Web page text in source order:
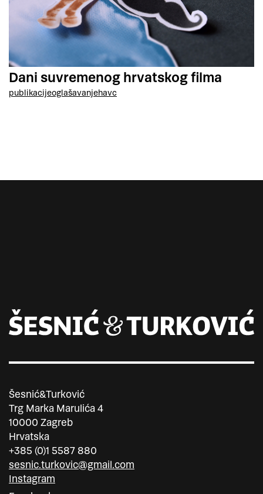
Dani suvremenog hrvatskog filma
publikacijeoglašavanjehavc
Šesnić&Turković
Trg Marka Marulića 4
10000 Zagreb
Hrvatska
+385 (0)1 5587 880
sesnic.turkovic@gmail.com
Instagram